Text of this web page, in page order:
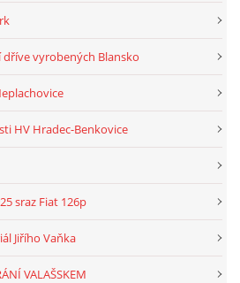
dříve vyrobených Blansko
HV Hradec-Benkovice
sraz Fiat 126p
Jiřího Vaňka
VALAŠSKEM